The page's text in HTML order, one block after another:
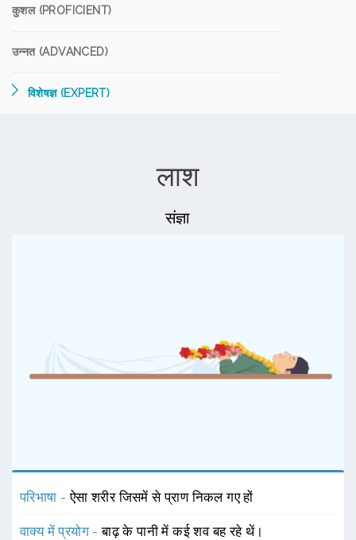
कुशल (PROFICIENT)
उन्नत (ADVANCED)
विशेषज्ञ (EXPERT)
लाश
संज्ञा
परिभाषा -ऐसा शरीर जिसमें से प्राण निकल गए हों
वाक्य में प्रयोग -बाढ़ के पानी में कई शव बह रहे थें।